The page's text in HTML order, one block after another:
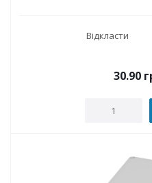
Відкласти
30.90